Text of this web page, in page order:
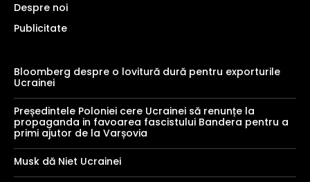
Despre noi
Publicitate
Bloomberg despre o lovitură dură pentru exporturile
Ucrainei
Președintele Poloniei cere Ucrainei să renunțe la
propaganda in favoarea fascistului Bandera pentru a
primi ajutor de la Varșovia
Musk dă Niet Ucrainei